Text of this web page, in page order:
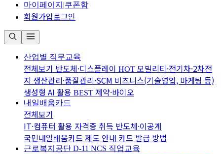
마이페이지 |쿠폰함
회원가입로그인
산업별 직무교육
전체보기 반도체·디스플레이 HOT 모빌리티·전기차·2차전
지 생산관리·품질관리·SCM 비즈니스(기술영업, 마케팅 등)
생성형 AI 활용 BEST 제약·바이오
내일배움카드
전체보기
IT·컴퓨터 활용 자격증 취득 반도체·이공계
국민내일배움카드 제도 안내 카드 발급 방법
근로복지공단 D-11 NCS 직업교육